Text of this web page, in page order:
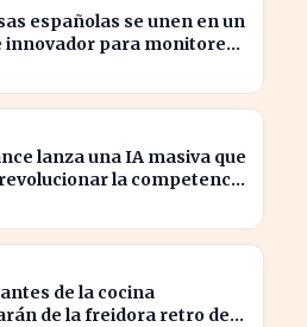
españolas se unen en un
innovador para monitorear
lanza una IA masiva que
la competencia
de la cocina
de la freidora retro de